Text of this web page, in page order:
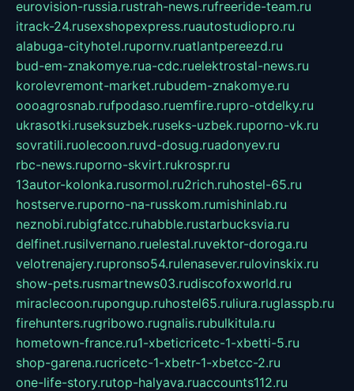
eurovision-russia.rustrah-news.rufreeride-team.ru
itrack-24.rusexshopexpress.ruautostudiopro.ru
alabuga-cityhotel.rupornv.ruatlantpereezd.ru
bud-em-znakomye.rua-cdc.ruelektrostal-news.ru
korolevremont-market.rubudem-znakomye.ru
oooagrosnab.rufpodaso.ruemfire.rupro-otdelky.ru
ukrasotki.ruseksuzbek.ruseks-uzbek.ruporno-vk.ru
sovratili.ruolecoon.ruvd-dosug.ruadonyev.ru
rbc-news.ruporno-skvirt.rukrospr.ru
13autor-kolonka.rusormol.ru2rich.ruhostel-65.ru
hostserve.ruporno-na-russkom.rumishinlab.ru
neznobi.rubigfatcc.ruhabble.rustarbucksvia.ru
delfinet.rusilvernano.ruelestal.ruvektor-doroga.ru
velotrenajery.rupronso54.rulenasever.rulovinskix.ru
show-pets.rusmartnews03.rudiscofoxworld.ru
miraclecoon.rupongup.ruhostel65.ruliura.ruglasspb.ru
firehunters.rugribowo.rugnalis.rubulkitula.ru
hometown-france.ru1-xbeticricetc-1-xbetti-5.ru
shop-garena.rucricetc-1-xbetr-1-xbetcc-2.ru
one-life-story.rutop-halyava.ruaccounts112.ru